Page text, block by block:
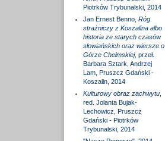
Piotrków Trybunalski, 2014
Jan Ernest Benno, Róg
strażniczy z Koszalina albo
historia ze starych czasów
słowiańskich oraz wiersze o
Górze Chełmskiej, przeł.
Barbara Sztark, Andrzej
Lam, Pruszcz Gdański -
Koszalin, 2014
Kulturowy obraz zachwytu,
red. Jolanta Bujak-
Lechowicz, Pruszcz
Gdański - Piotrków
Trybunalski, 2014